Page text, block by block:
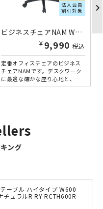
法人会員
割引対象
ビジネスチェアNAM W460×D570×H850-940 ブルー
¥ 9,990 税込
定番オフィスチェアのビジネス
チェアNAMです。デスクワーク
に最適な確かな座り心地と、シ
ンプルながら飽きがこないデザ
chevron_right
ング
ーブル ハイタイプ W600
ュラルR RY-RCTH600R-